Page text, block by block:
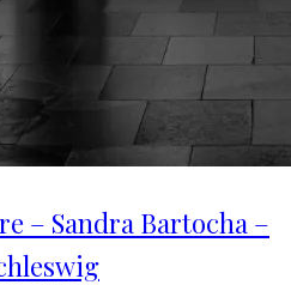
– Sandra Bartocha –